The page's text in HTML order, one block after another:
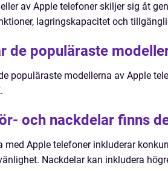
av Apple telefoner skiljer sig åt
lagringskapacitet och
de populäraste
populäraste modellerna av Apple
och nackdelar finns
med Apple telefoner inkluderar
Nackdelar kan inkludera